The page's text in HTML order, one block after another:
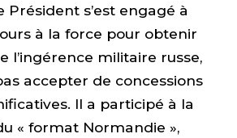
Président s’est engagé à
à la force pour obtenir
l’ingérence militaire russe,
accepter de concessions
Il a participé à la
« format Normandie »,